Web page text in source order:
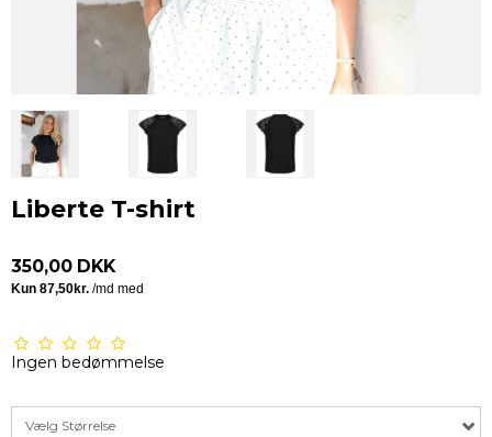
Liberte T-shirt
350,00 DKK
Ingen bedømmelse
Vælg Størrelse